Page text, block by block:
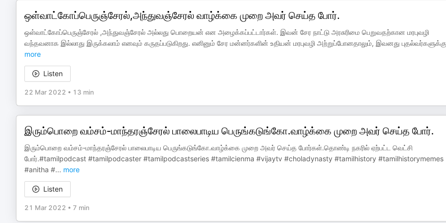
ஒள்வாட்கோப்பெருஞ்சேரல்,அந்துவஞ்சேரல் வாழ்க்கை முறை அவர் செய்த போர்.
ஒள்வாட்கோப்பெருஞ்சேரல் ,அந்துவஞ்சேரல் அல்லது பொறையன் என அழைக்கப்பட்டார்கள். இவன் சேர நாட்டு அரசுரிமை பெறுவதற்கான மரபுவழி
வந்தவனாக இல்லாது இருக்கலாம் எனவும் கருதப்படுகிறது. எனினும் சேர மன்னர்களின் உதியன் மரபுவழி அற்றுப்போனதாலும், இவனது புதல்வர்களுக்கு
more
Listen
22 Mar 2022 • 13 min
இரும்பொறை வம்சம்-மாந்தரஞ்சேரல் பாலைபாடிய பெருங்கடுங்கோ.வாழ்க்கை முறை அவர் செய்த போர்.
இரும்பொறை வம்சம்-மாந்தரஞ்சேரல் பாலைபாடிய பெருங்கடுங்கோ.வாழ்க்கை முறை அவர் செய்த போர்கள்.தொண்டி நகரில் ஏற்பட்ட வெட்சி
போர்.#tamilpodcast #tamilpodcaster #tamilpodcastseries #tamilcienma #vijaytv #choladynasty #tamilhistory #tamilhistorymemes
#anitha #... more
Listen
21 Mar 2022 • 7 min